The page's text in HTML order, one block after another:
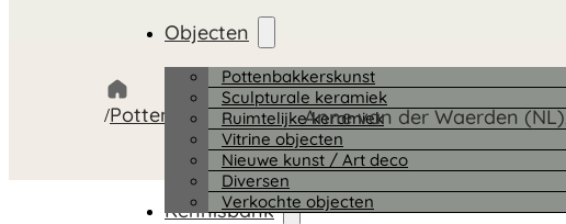
Objecten
Pottenbakkerskunst
Sculpturale keramiek
Ruimtelijke keramiek
Vitrine objecten
Nieuwe kunst / Art deco
Diversen
Verkochte objecten
Kennisbank
/Pottenbakkerskunst/Anne van der Waerden